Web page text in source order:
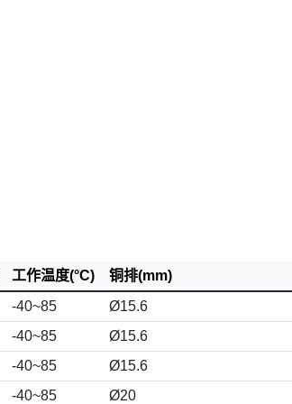
工作温度(°C) 铜排(mm)
-40~85 Ø15.6
-40~85 Ø15.6
-40~85 Ø15.6
-40~85 Ø20